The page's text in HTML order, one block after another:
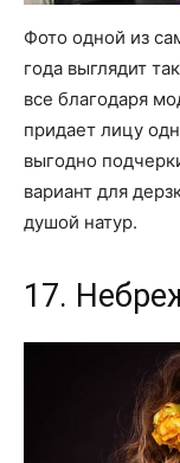
Фото одной из
года выглядит
все благодаря
придает лицу
выгодно
вариант для
душой натур.
17.